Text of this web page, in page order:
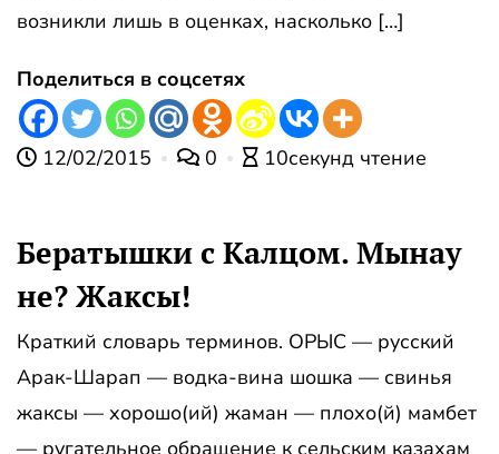
возникли лишь в оценках, насколько […]
Поделиться в соцсетях
12/02/2015 0 10секунд чтение
Бератышки с Калцом. Мынау
не? Жаксы!
Краткий словарь терминов. ОРЫС — русский
Арак-Шарап — водка-вина шошка — свинья
жаксы — хорошо(ий) жаман — плохо(й) мамбет
— ругательное обращение к сельским казахам